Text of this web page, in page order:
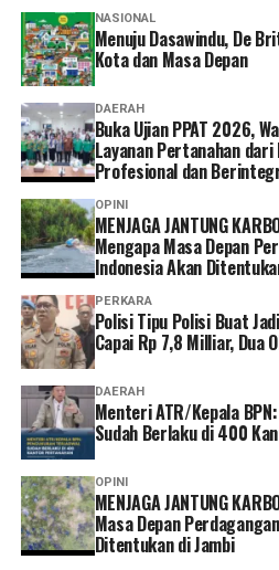
Dalam acara Pembukaan Ujian
Wamen Ossy turut didampingi
Agustyarsyah; Direktur
Ketua Umum IPPAT, Hapendi
pembukaan juga disaksikan oleh
Pusat.
NASIONAL
Menuju Dasawindu, De
Kota dan Masa Depan
DAERAH
Buka Ujian PPAT 2026,
Layanan Pertanahan dari
Profesional dan
OPINI
MENJAGA JANTUNG
Mengapa Masa Depan
Indonesia Akan
PERKARA
Polisi Tipu Polisi Buat
Capai Rp 7,8 Milliar, Dua
DAERAH
Menteri ATR/Kepala
Sudah Berlaku di 400
OPINI
MENJAGA JANTUNG
Masa Depan
Ditentukan di Jambi